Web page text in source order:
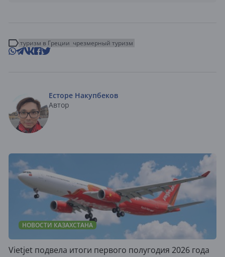
туризм в Греции чрезмерный туризм
Есторе Накупбеков
Автор
НОВОСТИ КАЗАХСТАНА
Vietjet подвела итоги первого полугодия 2026 года